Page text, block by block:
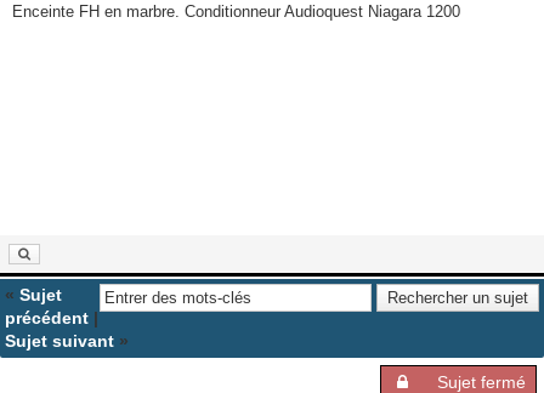
Enceinte FH en marbre. Conditionneur Audioquest Niagara 1200
« Sujet
précédent |
Sujet suivant »
Sujet fermé